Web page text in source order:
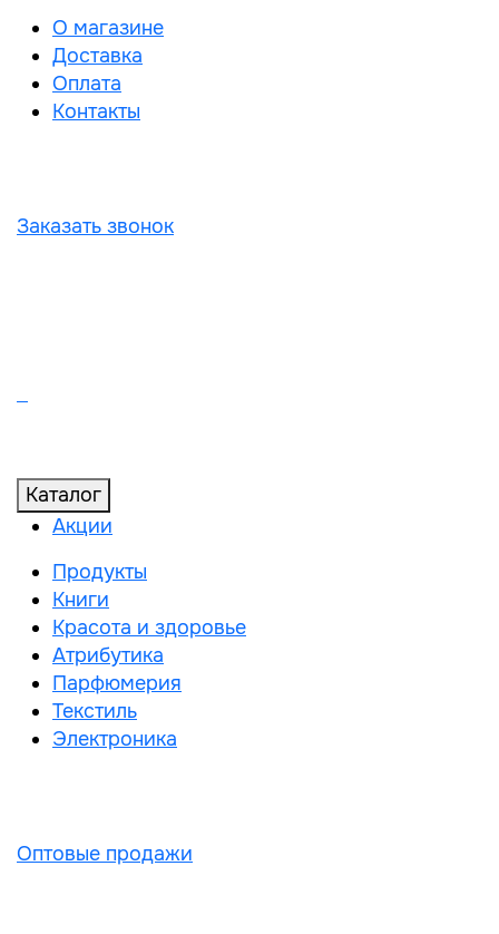
О магазине
Доставка
Оплата
Контакты
Заказать звонок
Каталог
Акции
Продукты
Книги
Красота и здоровье
Атрибутика
Парфюмерия
Текстиль
Электроника
Оптовые продажи